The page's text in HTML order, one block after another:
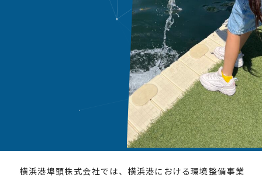
横浜港埠頭株式会社では、横浜港における環境整備事業